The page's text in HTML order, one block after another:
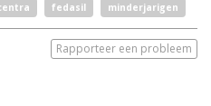
fedasil minderjarigen
Rapporteer een probleem